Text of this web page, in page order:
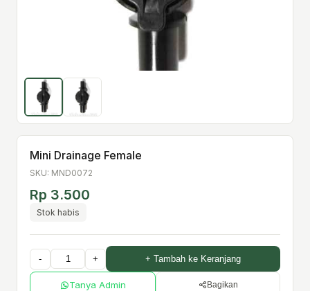
Mini Drainage Female
SKU: MND0072
Rp 3.500
Stok habis
- + + Tambah ke Keranjang
Tanya Admin Bagikan